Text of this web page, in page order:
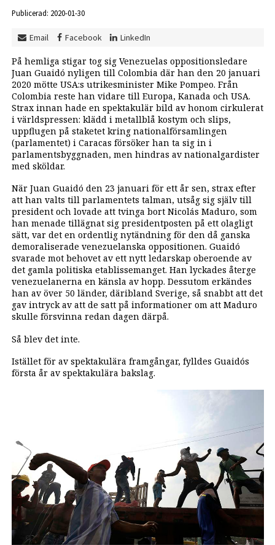
Publicerad: 2020-01-30
Email Facebook LinkedIn
På hemliga stigar tog sig Venezuelas oppositionsledare
Juan Guaidó nyligen till Colombia där han den 20 januari
2020 mötte USA:s utrikesminister Mike Pompeo. Från
Colombia reste han vidare till Europa, Kanada och USA.
Strax innan hade en spektakulär bild av honom cirkulerat
i världspressen: klädd i metallblå kostym och slips,
uppflugen på staketet kring nationalförsamlingen
(parlamentet) i Caracas försöker han ta sig in i
parlamentsbyggnaden, men hindras av nationalgardister
med sköldar.
När Juan Guaidó den 23 januari för ett år sen, strax efter
att han valts till parlamentets talman, utsåg sig själv till
president och lovade att tvinga bort Nicolás Maduro, som
han menade tillägnat sig presidentposten på ett olagligt
sätt, var det en ordentlig nytändning för den då ganska
demoraliserade venezuelanska oppositionen. Guaidó
svarade mot behovet av ett nytt ledarskap oberoende av
det gamla politiska etablissemanget. Han lyckades återge
venezuelanerna en känsla av hopp. Dessutom erkändes
han av över 50 länder, däribland Sverige, så snabbt att det
gav intryck av att de satt på informationer om att Maduro
skulle försvinna redan dagen därpå.
Så blev det inte.
Istället för av spektakulära framgångar, fylldes Guaidós
första år av spektakulära bakslag.